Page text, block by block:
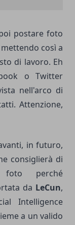
postare foto
così a
di lavoro. Eh
o Twitter
nell'arco di
Attenzione,
in futuro,
consiglierà di
foto perché
da LeCun,
Intelligence
a un valido